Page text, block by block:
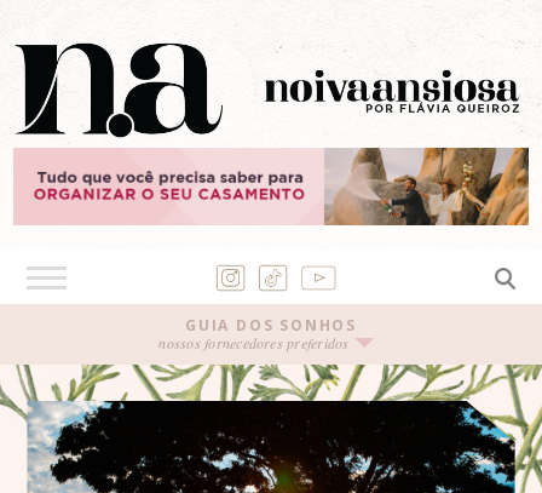
GUIA DOS SONHOS
nossos fornecedores preferidos